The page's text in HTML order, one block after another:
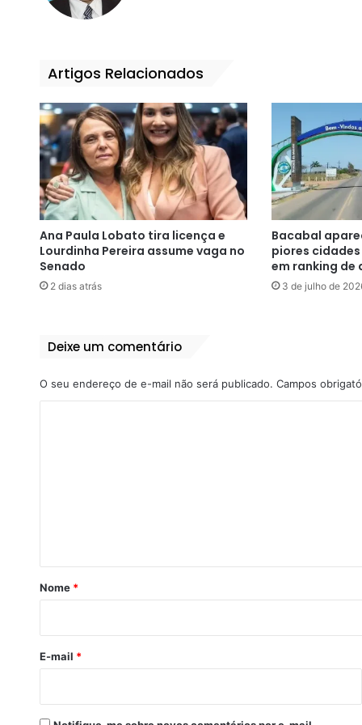
Artigos Relacionados
Ana Paula Lobato tira licença e
Lourdinha Pereira assume vaga no
Senado
2 dias atrás
Bacabal
piores
em ranking de
3 de julho de
Deixe um comentário
O seu endereço de e-mail não será publicado. Campos
r
*
Nome *
E-mail *